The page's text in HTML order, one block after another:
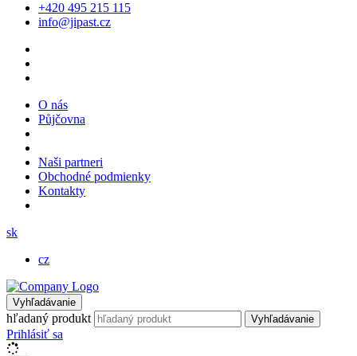
+420 495 215 115
info@jipast.cz
O nás
Půjčovna
Naši partneri
Obchodné podmienky
Kontakty
sk
cz
Vyhľadávanie
hľadaný produkt Vyhľadávanie
Prihlásiť sa